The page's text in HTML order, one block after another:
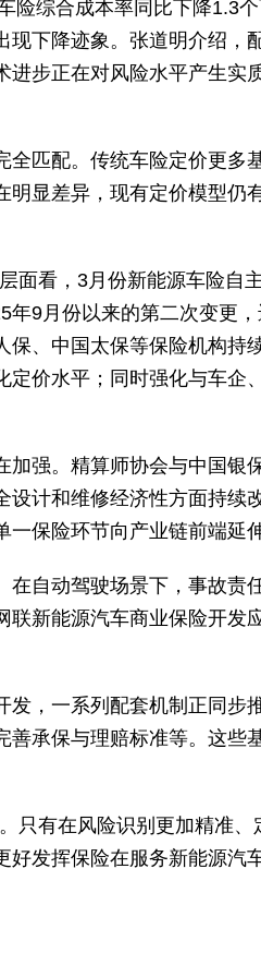
险综合成本率同比下降1.3
现下降迹象。张道明介绍，
进步正在对风险水平产生实
全匹配。传统车险定价更多
明显差异，现有定价模型仍
面看，3月份新能源车险自
年9月份以来的第二次变更，
保、中国太保等保险机构持
定价水平；同时强化与车企
加强。精算师协会与中国银
设计和维修经济性方面持续
保险环节向产业链前端延伸
自动驾驶场景下，事故责
联新能源汽车商业保险开发
发，一系列配套机制正同步
善承保与理赔标准等。这些
只有在风险识别更加精准、
好发挥保险在服务新能源汽